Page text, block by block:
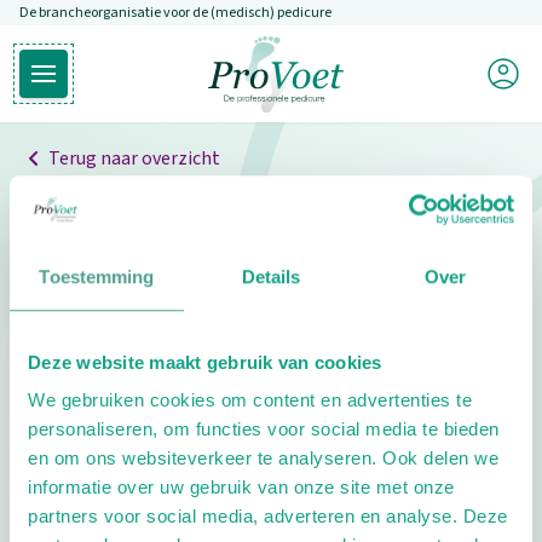
Toestemming Details Over
Deze website maakt gebruik van cookies
We gebruiken cookies om content en advertenties te
personaliseren, om functies voor social media te bieden
en om ons websiteverkeer te analyseren. Ook delen we
informatie over uw gebruik van onze site met onze
partners voor social media, adverteren en analyse. Deze
Overslaan en naar de inhoud gaan
De brancheorganisatie voor de (medisch) pedicure
Open hoofdmenu
Ga naar de homepagina
Mijn
Terug naar overzicht
Professionals
Pedicure niet gevonden
pedicure.